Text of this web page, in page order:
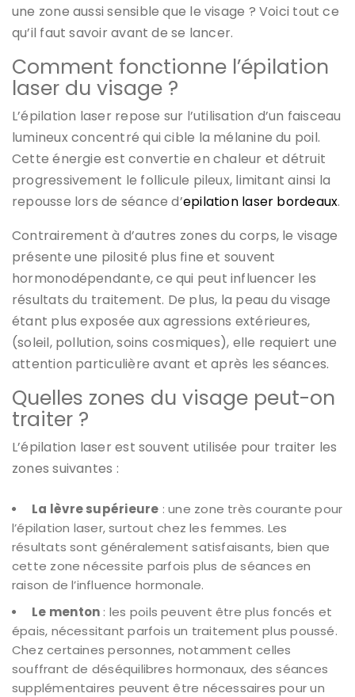
une zone aussi sensible que le visage ? Voici tout ce
qu’il faut savoir avant de se lancer.
Comment fonctionne l’épilation
laser du visage ?
L’épilation laser repose sur l’utilisation d’un faisceau
lumineux concentré qui cible la mélanine du poil.
Cette énergie est convertie en chaleur et détruit
progressivement le follicule pileux, limitant ainsi la
repousse lors de séance d’epilation laser bordeaux.
Contrairement à d’autres zones du corps, le visage
présente une pilosité plus fine et souvent
hormonodépendante, ce qui peut influencer les
résultats du traitement. De plus, la peau du visage
étant plus exposée aux agressions extérieures,
(soleil, pollution, soins cosmiques), elle requiert une
attention particulière avant et après les séances.
Quelles zones du visage peut-on
traiter ?
L’épilation laser est souvent utilisée pour traiter les
zones suivantes :
La lèvre supérieure : une zone très courante pour
l’épilation laser, surtout chez les femmes. Les
résultats sont généralement satisfaisants, bien que
cette zone nécessite parfois plus de séances en
raison de l’influence hormonale.
Le menton : les poils peuvent être plus foncés et
épais, nécessitant parfois un traitement plus poussé.
Chez certaines personnes, notamment celles
souffrant de déséquilibres hormonaux, des séances
supplémentaires peuvent être nécessaires pour un